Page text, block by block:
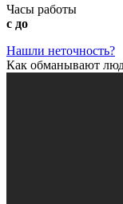
Часы работы
с до
Нашли неточность?
Как обманывают